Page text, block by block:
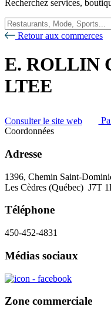
Recherchez services,
Retour aux commerces
E. ROLLIN
LTEE
Consulter le site web
Coordonnées
Adresse
1396, Chemin Saint-
Les Cèdres (Québec) J7T
Téléphone
450-452-4831
Médias sociaux
Zone commerciale